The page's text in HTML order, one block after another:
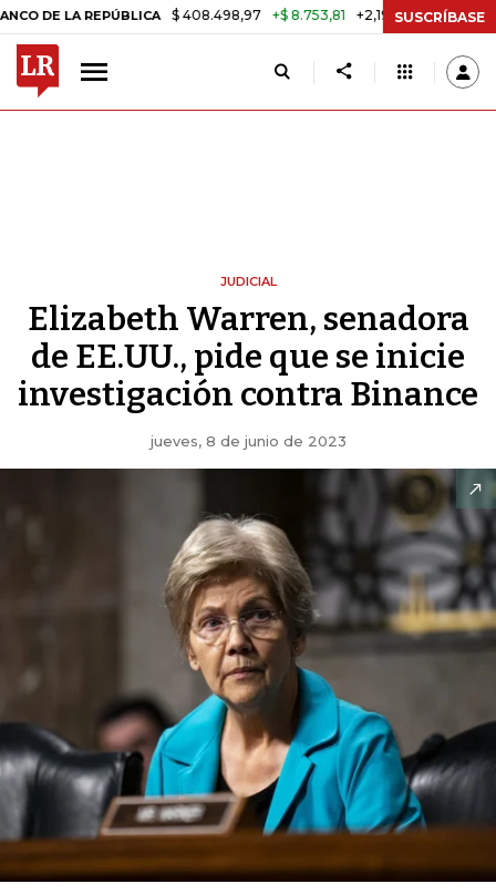
REPÚBLICA $ 408.498,97 +$ 8.753,81 +2,19% TASA DE USURA
SUSCRÍBASE
JUDICIAL
Elizabeth Warren, senadora
de EE.UU., pide que se inicie
investigación contra Binance
jueves, 8 de junio de 2023